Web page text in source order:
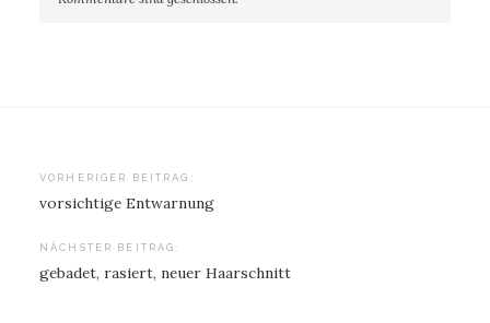
Beitragsnavigation
VORHERIGER BEITRAG:
vorsichtige Entwarnung
NÄCHSTER BEITRAG:
gebadet, rasiert, neuer Haarschnitt